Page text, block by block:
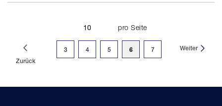
pro Seite
Seite
Zurück
Seite
3 Seite
4 Seite
5
Sie
Seite
6 Seite
7 Weiter